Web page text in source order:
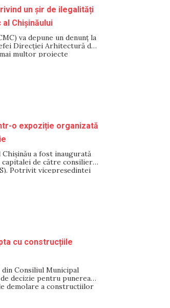
un șir de ilegalități
Chișinăului
va depune un denunț la
Direcției Arhitectură din
multor proiecte
și
cele două ar fi știrbit
o expoziție organizată
a fost inaugurată
de către consilierii
Potrivit vicepreședintei
(CMC), Zinaida Popa,
cu construcțiile
Consiliul Municipal
decizie pentru punerea
demolare a construcțiilor
PAS declară că